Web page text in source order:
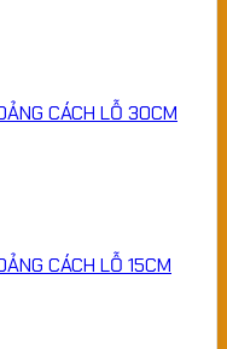
CÁCH LỖ 30CM
CÁCH LỖ 15CM